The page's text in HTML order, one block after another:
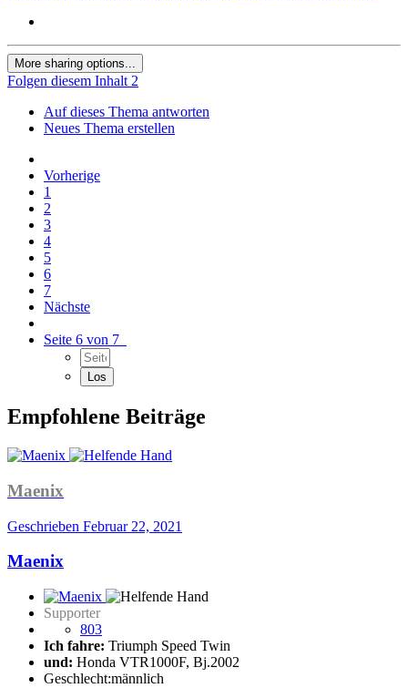
More sharing options...
Folgen diesem Inhalt 2
Auf dieses Thema antworten
Neues Thema erstellen
Vorherige
1
2
3
4
5
6
7
Nächste
Seite 6 von 7
Empfohlene Beiträge
Maenix
Geschrieben Februar 22, 2021
Maenix
Supporter
803
Ich fahre: Triumph Speed Twin
und: Honda VTR1000F, Bj.2002
Geschlecht:männlich